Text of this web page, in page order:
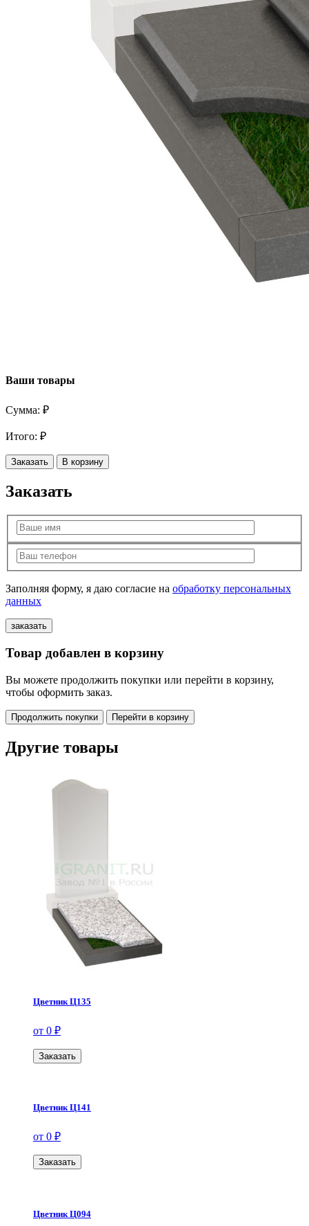
Ваши товары
Сумма: ₽
Итого: ₽
Заказать В корзину
Заказать
Заполняя форму, я даю согласие на обработку персональных
данных
Товар добавлен в корзину
Вы можете продолжить покупки или перейти в корзину,
чтобы оформить заказ.
Продолжить покупки Перейти в корзину
Другие товары
Цветник Ц135
от 0 ₽
Заказать
Цветник Ц141
от 0 ₽
Заказать
Цветник Ц094